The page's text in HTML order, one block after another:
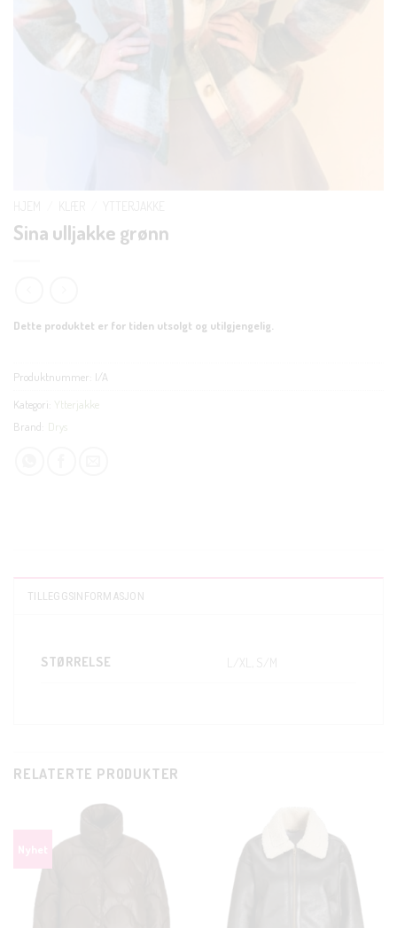
Sina ulljakke grønn
Dette produktet er for tiden utsolgt og utilgjengelig.
Produktnummer: I/A
Kategori: Ytterjakke
Brand: Drys
TILLEGGSINFORMASJON
STØRRELSE
RELATERTE PRODUKTER
KUNDEKLUBB
En liten velkomstgave til deg! ❤️